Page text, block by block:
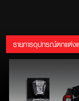
รายการอุปกรณ์ตกแต่งแ